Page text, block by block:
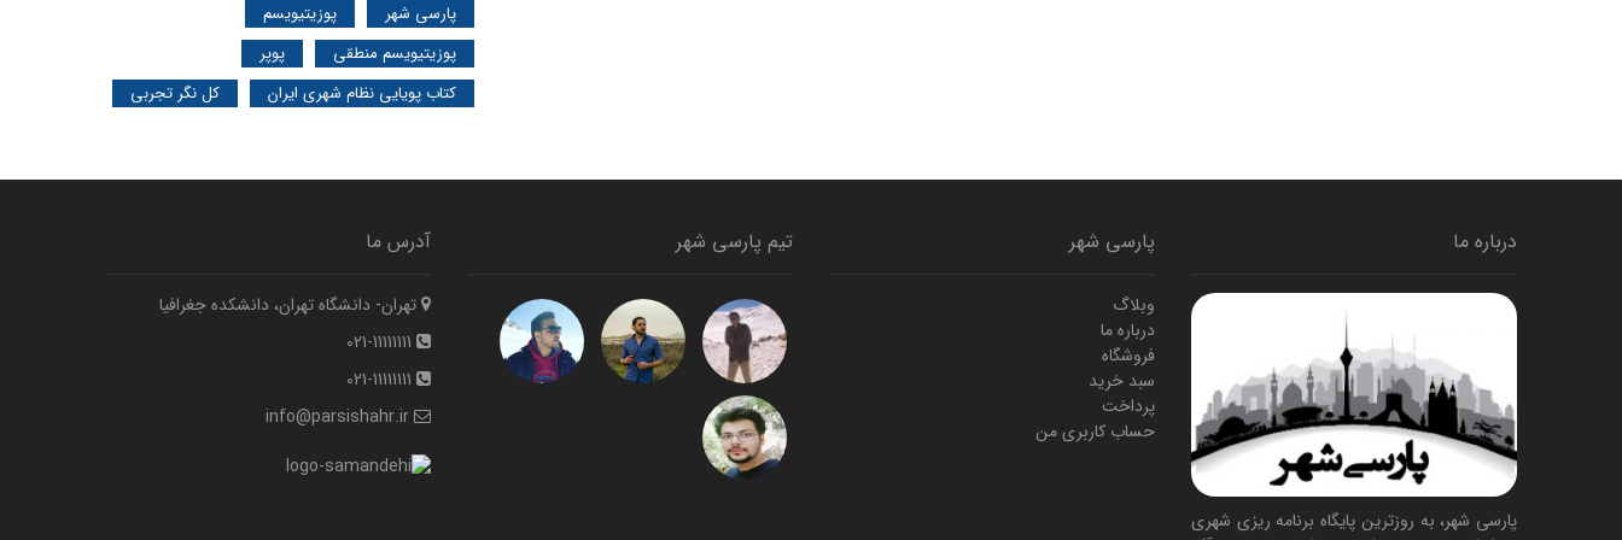
پارسی شهر
پوزیتیویسم
پوزیتیویسم منطقی
پوپر
کتاب پویایی نظام شهری ایران
کل نگر تجربی
درباره ما
پارسی شهر، به روزترین پایگاه برنامه ریزی شهری
پارسی شهر
وبلاگ
درباره ما
فروشگاه
سبد خرید
پرداخت
حساب کاربری من
تیم پارسی شهر آدرس ما
تهران- دانشگاه تهران، دانشکده جغرافیا